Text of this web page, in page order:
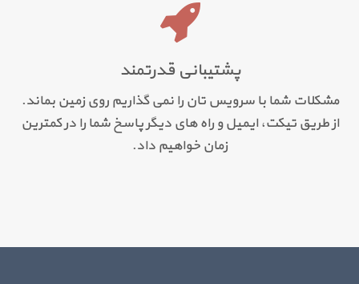
پشتیبانی قدرتمند
مشکلات شما با سرویس تان را نمی گذاریم روی زمین بماند.
از طریق تیکت، ایمیل و راه های دیگر پاسخ شما را در کمترین
زمان خواهیم داد.